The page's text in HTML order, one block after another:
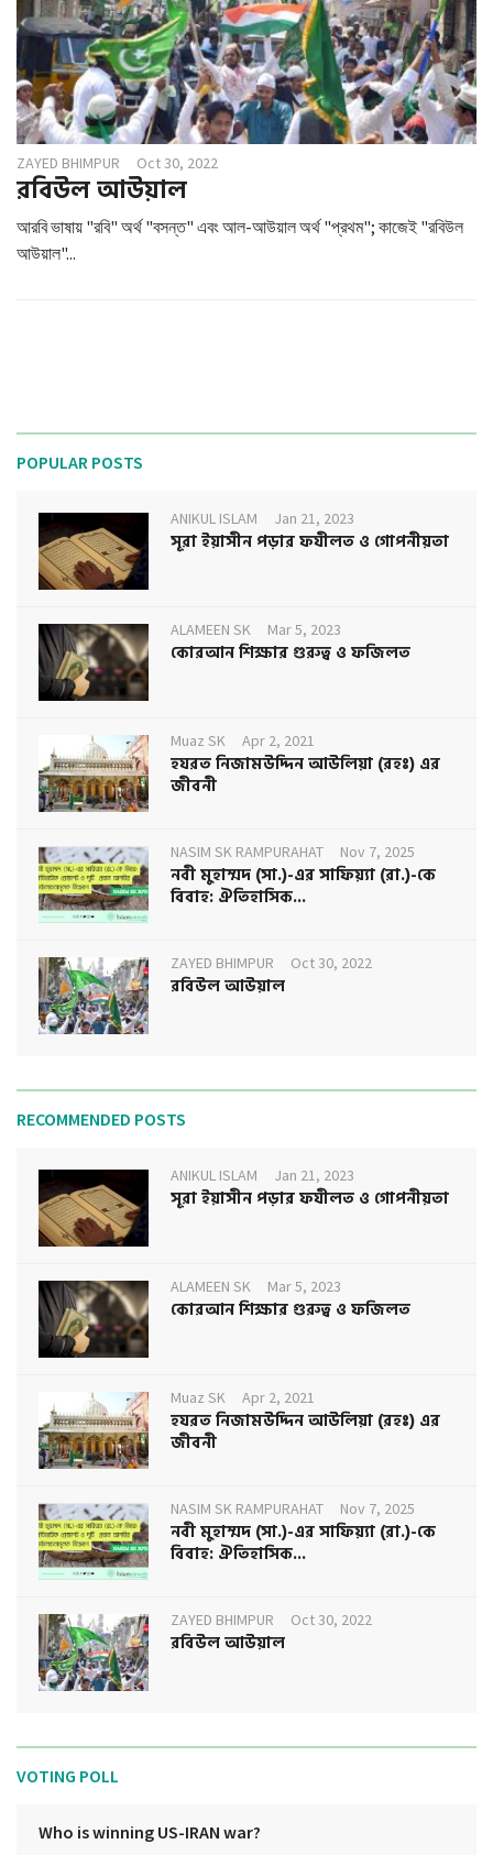
ZAYED BHIMPUR Oct 30, 2022
রবিউল আউয়াল
আরবি ভাষায় "রবি" অর্থ "বসন্ত" এবং আল-আউয়াল অর্থ "প্রথম"; কাজেই "রবিউল
আউয়াল"...
POPULAR POSTS
ANIKUL ISLAM Jan 21, 2023
সূরা ইয়াসীন পড়ার ফযীলত ও গোপনীয়তা
ALAMEEN SK Mar 5, 2023
কোরআন শিক্ষার গুরুত্ব ও ফজিলত
Muaz SK Apr 2, 2021
হযরত নিজামউদ্দিন আউলিয়া (রহঃ) এর
জীবনী
NASIM SK RAMPURAHAT Nov 7, 2025
নবী মুহাম্মদ (সা.)-এর সাফিয়্যা (রা.)-কে
বিবাহ: ঐতিহাসিক...
ZAYED BHIMPUR Oct 30, 2022
রবিউল আউয়াল
RECOMMENDED POSTS
ANIKUL ISLAM Jan 21, 2023
সূরা ইয়াসীন পড়ার ফযীলত ও গোপনীয়তা
ALAMEEN SK Mar 5, 2023
কোরআন শিক্ষার গুরুত্ব ও ফজিলত
Muaz SK Apr 2, 2021
হযরত নিজামউদ্দিন আউলিয়া (রহঃ) এর
জীবনী
NASIM SK RAMPURAHAT Nov 7, 2025
নবী মুহাম্মদ (সা.)-এর সাফিয়্যা (রা.)-কে
বিবাহ: ঐতিহাসিক...
ZAYED BHIMPUR Oct 30, 2022
রবিউল আউয়াল
VOTING POLL
Who is winning US-IRAN war?